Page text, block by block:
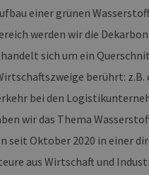
einer grünen
werden wir die
handelt sich um ein
berührt:
bei den
wir das Thema
seit Oktober 2020 in einer
aus Wirtschaft und